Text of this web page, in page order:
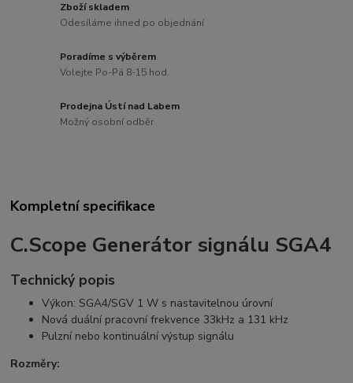
Zboží skladem
Odesíláme ihned po objednání
Poradíme s výběrem
Volejte Po-Pá 8-15 hod.
Prodejna Ústí nad Labem
Možný osobní odběr
Kompletní specifikace
C.Scope Generátor signálu SGA4
Technický popis
Výkon: SGA4/SGV 1 W s nastavitelnou úrovní
Nová duální pracovní frekvence 33kHz a 131 kHz
Pulzní nebo kontinuální výstup signálu
Rozměry: